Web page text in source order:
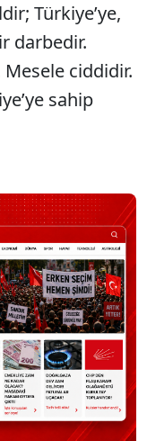
Türkiye’ye,
darbedir.
ciddidir.
sahip